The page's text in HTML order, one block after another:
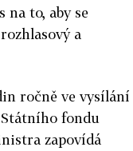
na to, aby se
a
ročně ve vysílání
fondu
zapovídá